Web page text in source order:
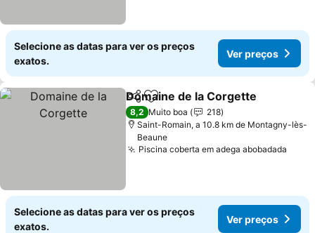
Selecione as datas para ver os preços
exatos.
Ver preços
PartilharAdicionar aos favoritos
Domaine de la Corgette
8,2 Muito boa
218
Saint-Romain, a 10.8 km de Montagny-lès-
Beaune
Piscina coberta em adega abobadada
Selecione as datas para ver os preços
exatos.
Ver preços